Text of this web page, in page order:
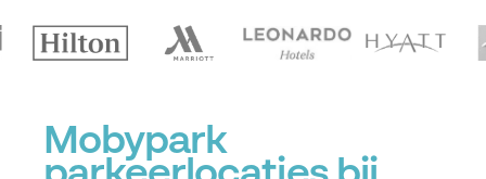
Mobypark
P
P